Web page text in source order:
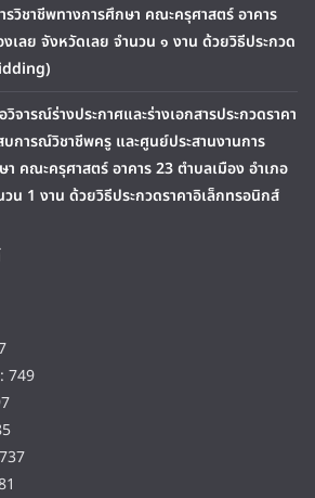
รวิชาชีพทางการศึกษา คณะครุศาสตร์ อาคาร
เลย จังหวัดเลย จำนวน ๑ งาน ด้วยวิธีประกวด
จารณ์ร่างประกาศและร่างเอกสารประกวดราคา
การณ์วิชาชีพครู และศูนย์ประสานงานการ
า คณะครุศาสตร์ อาคาร 23 ตำบลเมือง อำเภอ
น 1 งาน ด้วยวิธีประกวดราคาอิเล็กทรอนิกส์
749